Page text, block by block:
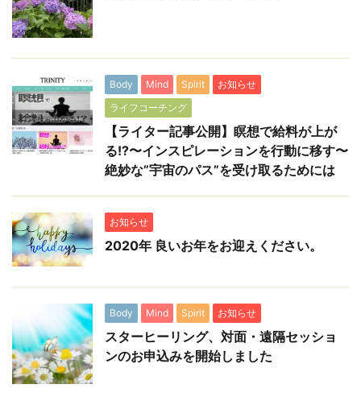
Body Mind Spirit
お知らせ
ライフコーチング
【ライター記事公開】瞑想で給料が上が
る!?〜インスピレーションを行動に移す〜
絶妙な”宇宙のパス”を受け取るためには
お知らせ
2020年 良いお年をお迎えください。
Body Mind Spirit お知らせ
スターヒーリング、対面・遠隔セッショ
ンのお申込みを開始しました